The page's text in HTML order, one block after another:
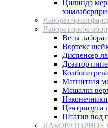
Цилиндр
Лабораторная
Лабораторное
Весы
Вортекс
Диспенсер
Дозатор
Магнитная
Мешалка
Наконечники
Центрифуга
Штатив под
ЛАБОРАТОРНОЕ